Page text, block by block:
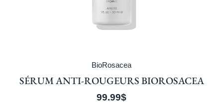
BioRosacea
SÉRUM ANTI-ROUGEURS BIOROSACEA
99.99$